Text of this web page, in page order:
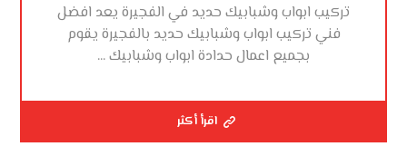
تركيب ابواب وشبابيك حديد في الفجيرة يعد افضل
فني تركيب ابواب وشبابيك حديد بالفجيرة يقوم
بجميع اعمال حدادة ابواب وشبابيك ...
اقرأ أكثر